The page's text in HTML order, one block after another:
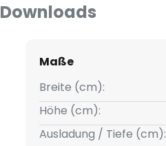
Downloads
Maße
Breite (cm):
Höhe (cm):
Ausladung / Tiefe (cm):